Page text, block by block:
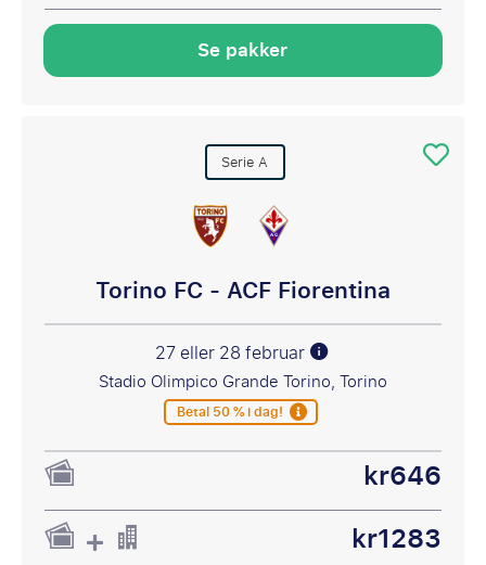
Se pakker
Serie A
Torino FC - ACF Fiorentina
27 eller 28 februar
Stadio Olimpico Grande Torino, Torino
Betal 50 % i dag!
kr646
kr1283